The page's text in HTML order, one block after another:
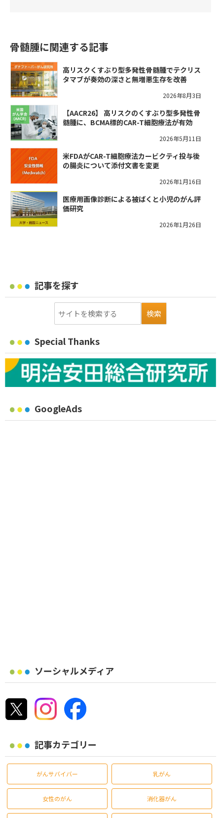
骨髄腫に関連する記事
高リスクくすぶり型多発性骨髄腫でテクリス
タマブが奏効の深さと無増悪生存を改善
2026年8月3日
【AACR26】 高リスクのくすぶり型多発性骨
髄腫に、BCMA標的CAR-T細胞療法が有効
2026年5月11日
米FDAがCAR-T細胞療法カービクティ投与後
の腸炎について添付文書を変更
2026年1月16日
医療用画像診断による被ばくと小児のがん評
価研究
2026年1月26日
記事を探す
Special Thanks
GoogleAds
ソーシャルメディア
記事カテゴリー
がんサバイバー 乳がん
女性のがん 消化器がん